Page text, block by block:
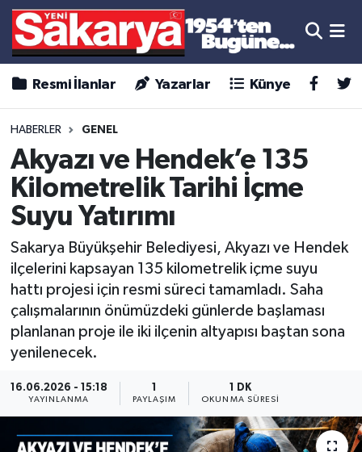
Resmi İlanlar Yazarlar Künye
HABERLER GENEL
Akyazı ve Hendek’e 135
Kilometrelik Tarihi İçme
Suyu Yatırımı
Sakarya Büyükşehir Belediyesi, Akyazı ve Hendek
ilçelerini kapsayan 135 kilometrelik içme suyu
hattı projesi için resmi süreci tamamladı. Saha
çalışmalarının önümüzdeki günlerde başlaması
planlanan proje ile iki ilçenin altyapısı baştan sona
yenilenecek.
16.06.2026 - 15:18
YAYINLANMA PAYLAŞIM
1 DK
OKUNMA SÜRESI